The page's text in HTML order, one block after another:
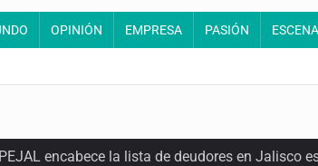
OPINIÓN EMPRESA PASIÓN
encabece la lista de deudores en Jalisco